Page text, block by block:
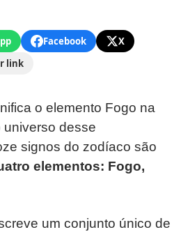
Facebook
X
link
o elemento Fogo na
desse
signos do zodíaco são
elementos: Fogo,
um conjunto único de